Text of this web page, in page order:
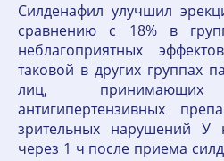
Силденафил улучшил
сравнению с 18% в
неблагоприятных
таковой в других группах
лиц,
антигипертензивных
зрительных нарушений У
через 1 ч после приема